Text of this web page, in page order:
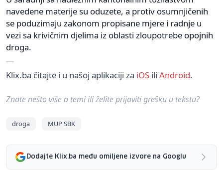
navedene materije su oduzete, a protiv osumnjičenih
se poduzimaju zakonom propisane mjere i radnje u
vezi sa krivičnim djelima iz oblasti zloupotrebe opojnih
droga.
Klix.ba čitajte i u našoj aplikaciji za iOS ili Android.
Znate nešto više o temi ili želite prijaviti grešku u tekstu?
droga MUP SBK
Dodajte Klix.ba među omiljene izvore na Googlu